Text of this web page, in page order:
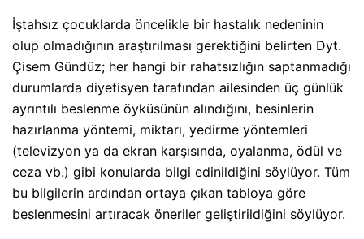
İştahsız çocuklarda öncelikle bir hastalık nedeninin
olup olmadığının araştırılması gerektiğini belirten Dyt.
Çisem Gündüz; her hangi bir rahatsızlığın saptanmadığı
durumlarda diyetisyen tarafından ailesinden üç günlük
ayrıntılı beslenme öyküsünün alındığını, besinlerin
hazırlanma yöntemi, miktarı, yedirme yöntemleri
(televizyon ya da ekran karşısında, oyalanma, ödül ve
ceza vb.) gibi konularda bilgi edinildiğini söylüyor. Tüm
bu bilgilerin ardından ortaya çıkan tabloya göre
beslenmesini artıracak öneriler geliştirildiğini söylüyor.